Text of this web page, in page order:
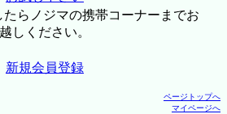
らノジマの携帯コーナーまでお
越しください。
新規会員登録
ページトップへ
マイページへ